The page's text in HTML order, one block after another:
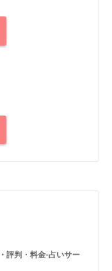
評判・料金-占いサー